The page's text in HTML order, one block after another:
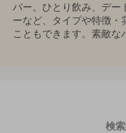
バー。ひとり飲み、デー
ーなど、タイプや特徴・
こともできます。素敵な
検